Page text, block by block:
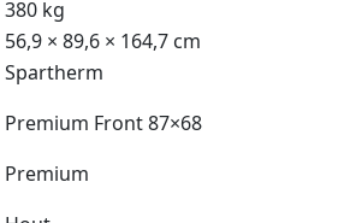
380 kg
56,9 × 89,6 × 164,7 cm
Spartherm
Premium Front 87×68
Premium